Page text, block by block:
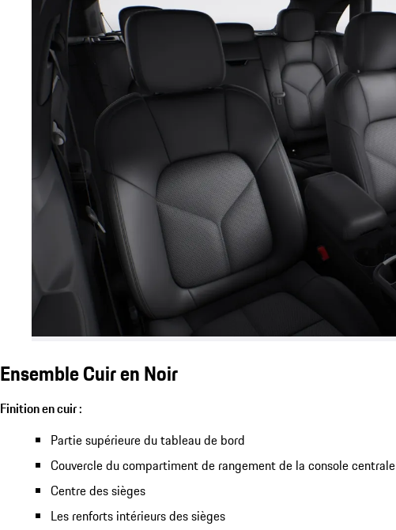
Ensemble Cuir en Noir
Finition en cuir :
Partie supérieure du tableau de bord
Couvercle du compartiment de rangement de la console centrale
Centre des sièges
Les renforts intérieurs des sièges